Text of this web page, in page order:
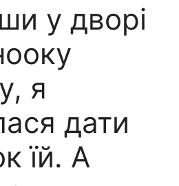
у дворі
я
дати
їй. А